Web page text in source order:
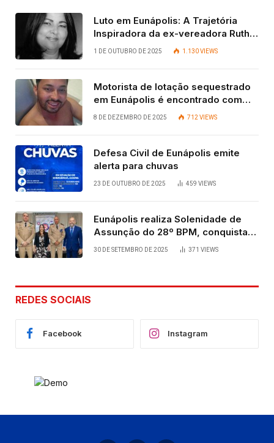
Luto em Eunápolis: A Trajetória
Inspiradora da ex-vereadora Ruth
Contadora
1 DE OUTUBRO DE 2025 1.130VIEWS
Motorista de lotação sequestrado
em Eunápolis é encontrado com
vida após quatro dias.
8 DE DEZEMBRO DE 2025 712 VIEWS
Defesa Civil de Eunápolis emite
alerta para chuvas
23 DE OUTUBRO DE 2025 459 VIEWS
Eunápolis realiza Solenidade de
Assunção do 28º BPM, conquista
viabilizada por articulação política
30 DE SETEMBRO DE 2025 371 VIEWS
REDES SOCIAIS
Facebook Instagram